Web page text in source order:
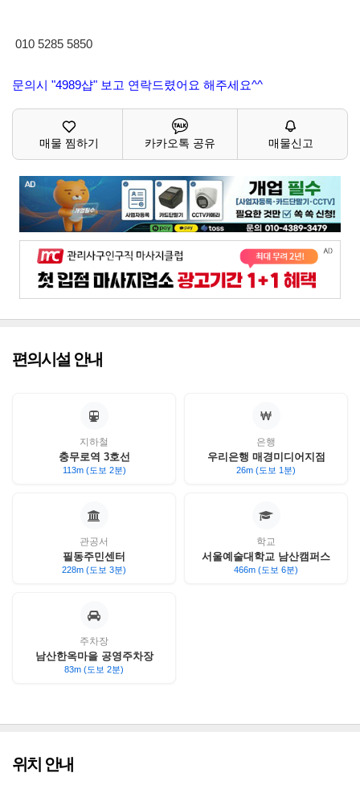
010 5285 5850
문의시 "4989샵" 보고 연락드렸어요 해주세요^^
매물 찜하기 카카오톡 공유 매물신고
편의시설 안내
지하철
충무로역 3호선
113m (도보 2분)
은행
우리은행 매경미디어지점
26m (도보 1분)
관공서
필동주민센터
228m (도보 3분)
학교
서울예술대학교 남산캠퍼스
466m (도보 6분)
주차장
남산한옥마을 공영주차장
83m (도보 2분)
위치 안내